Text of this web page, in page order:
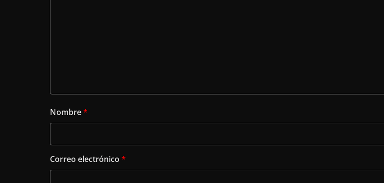
Nombre*
Correo electrónico *